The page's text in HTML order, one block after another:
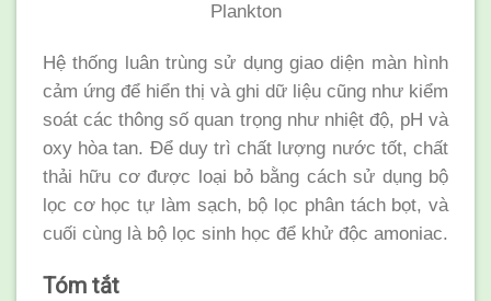
Plankton
Hệ thống luân trùng sử dụng giao diện màn hình
cảm ứng để hiển thị và ghi dữ liệu cũng như kiểm
soát các thông số quan trọng như nhiệt độ, pH và
oxy hòa tan. Để duy trì chất lượng nước tốt, chất
thải hữu cơ được loại bỏ bằng cách sử dụng bộ
lọc cơ học tự làm sạch, bộ lọc phân tách bọt, và
cuối cùng là bộ lọc sinh học để khử độc amoniac.
Tóm tắt